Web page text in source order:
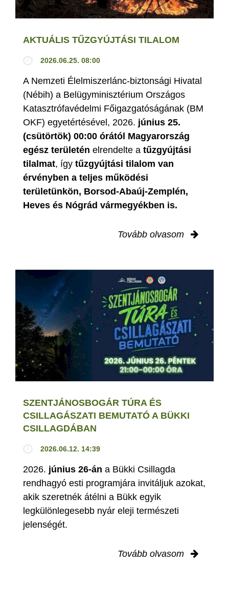
AKTUÁLIS TŰZGYÚJTÁSI TILALOM
2026.06.25. 08:00
A Nemzeti Élelmiszerlánc-biztonsági Hivatal
(Nébih) a Belügyminisztérium Országos
Katasztrófavédelmi Főigazgatóságának (BM
OKF) egyetértésével, 2026. június 25.
(csütörtök) 00:00 órától Magyarország
egész területén elrendelte a tűzgyújtási
tilalmat, így tűzgyújtási tilalom van
érvényben a teljes működési
területünkön, Borsod-Abaúj-Zemplén,
Heves és Nógrád vármegyékben is.
Tovább olvasom
SZENTJÁNOSBOGÁR TÚRA ÉS
CSILLAGÁSZATI BEMUTATÓ A BÜKKI
CSILLAGDÁBAN
2026.06.12. 14:39
2026. június 26-án a Bükki Csillagda
rendhagyó esti programjára invitáljuk azokat,
akik szeretnék átélni a Bükk egyik
legkülönlegesebb nyár eleji természeti
jelenségét.
Tovább olvasom